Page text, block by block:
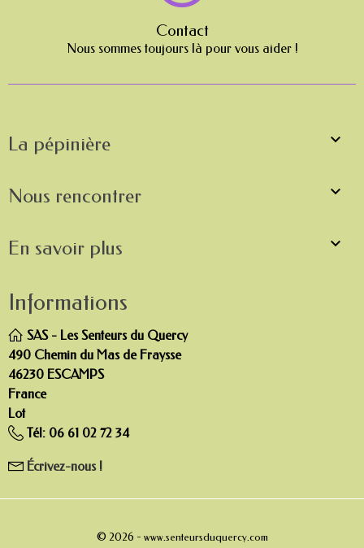
Contact
Nous sommes toujours là pour vous aider !
La pépinière 
Nous rencontrer 
En savoir plus 
Informations
SAS - Les Senteurs du Quercy
490 Chemin du Mas de Fraysse
46230 ESCAMPS
France
Lot
Tél: 06 61 02 72 34
Écrivez-nous !
© 2026 - www.senteursduquercy.com